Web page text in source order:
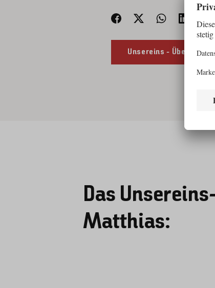
Unsereins - Übersicht
Das
Matthias: